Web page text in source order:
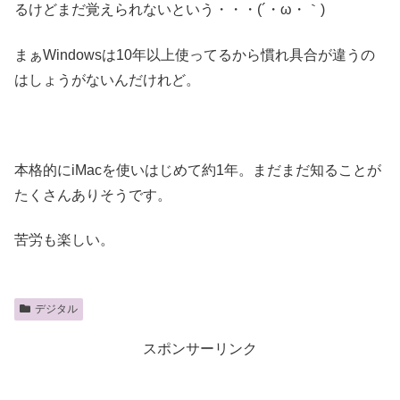
るけどまだ覚えられないという・・・(´・ω・｀)
まぁWindowsは10年以上使ってるから慣れ具合が違うの
はしょうがないんだけれど。
本格的にiMacを使いはじめて約1年。まだまだ知ることが
たくさんありそうです。
苦労も楽しい。
デジタル
スポンサーリンク